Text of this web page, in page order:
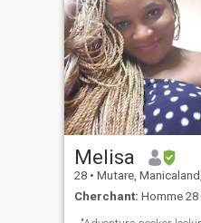
Melisa
28 • Mutare, Manicaland,
Cherchant: Homme 28